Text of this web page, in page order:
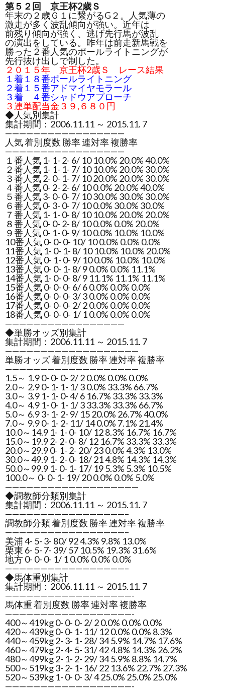
第５２回 京王杯2歳Ｓ
年末の２歳Ｇ１に繋がるG２。人気薄の
激走が多く波乱傾向が強い。近年は
前残り傾向が強く、逃げ先行馬が波乱
の演出をしている。昨年は前走新馬戦を
勝った２番人気のポールライトニングが
先行抜け出しで制した。
２０１５年 京王杯2歳Ｓ レース結果
１着１８番ポールライトニング
２着１５番アドマイヤモラール
３着 ４番シャドウアプローチ
３連単配当金３９,６８０円
◆人気別集計
集計期間：2006.11.11 ～ 2015.11. 7
—————————————————
人気 着別度数 勝率 連対率 複勝率
—————————————————
１番人気 1- 1- 2- 6/ 10 10.0% 20.0% 40.0%
２番人気 1- 1- 1- 7/ 10 10.0% 20.0% 30.0%
３番人気 2- 0- 1- 7/ 10 20.0% 20.0% 30.0%
４番人気 0- 2- 2- 6/ 10 0.0% 20.0% 40.0%
５番人気 3- 0- 0- 7/ 10 30.0% 30.0% 30.0%
６番人気 0- 3- 0- 7/ 10 0.0% 30.0% 30.0%
７番人気 1- 1- 0- 8/ 10 10.0% 20.0% 20.0%
８番人気 0- 0- 2- 8/ 10 0.0% 0.0% 20.0%
９番人気 0- 1- 0- 9/ 10 0.0% 10.0% 10.0%
10番人気 0- 0- 0- 10/ 10 0.0% 0.0% 0.0%
11番人気 1- 0- 1- 8/ 10 10.0% 10.0% 20.0%
12番人気 0- 1- 0- 9/ 10 0.0% 10.0% 10.0%
13番人気 0- 0- 1- 8/ 9 0.0% 0.0% 11.1%
14番人気 1- 0- 0- 8/ 9 11.1% 11.1% 11.1%
15番人気 0- 0- 0- 6/ 6 0.0% 0.0% 0.0%
16番人気 0- 0- 0- 3/ 3 0.0% 0.0% 0.0%
17番人気 0- 0- 0- 2/ 2 0.0% 0.0% 0.0%
18番人気 0- 0- 0- 1/ 1 0.0% 0.0% 0.0%
—————————————————
◆単勝オッズ別集計
集計期間：2006.11.11 ～ 2015.11. 7
———————————————————
単勝オッズ 着別度数 勝率 連対率 複勝率
———————————————————
1.5～ 1.9 0- 0- 0- 2/ 2 0.0% 0.0% 0.0%
2.0～ 2.9 0- 1- 1- 1/ 3 0.0% 33.3% 66.7%
3.0～ 3.9 1- 1- 0- 4/ 6 16.7% 33.3% 33.3%
4.0～ 4.9 1- 0- 1- 1/ 3 33.3% 33.3% 66.7%
5.0～ 6.9 3- 1- 2- 9/ 15 20.0% 26.7% 40.0%
7.0～ 9.9 0- 1- 2- 11/ 14 0.0% 7.1% 21.4%
10.0～14.9 1- 1- 0- 10/ 12 8.3% 16.7% 16.7%
15.0～19.9 2- 2- 0- 8/ 12 16.7% 33.3% 33.3%
20.0～29.9 0- 1- 2- 20/ 23 0.0% 4.3% 13.0%
30.0～49.9 1- 2- 0- 18/ 21 4.8% 14.3% 14.3%
50.0～99.9 1- 0- 1- 17/ 19 5.3% 5.3% 10.5%
100.0～ 0- 0- 1- 19/ 20 0.0% 0.0% 5.0%
———————————————————
◆調教師分類別集計
集計期間：2006.11.11 ～ 2015.11. 7
—————————————————–
調教師分類 着別度数 勝率 連対率 複勝率
—————————————————–
美浦 4- 5- 3- 80/ 92 4.3% 9.8% 13.0%
栗東 6- 5- 7- 39/ 57 10.5% 19.3% 31.6%
地方 0- 0- 0- 1/ 1 0.0% 0.0% 0.0%
—————————————————–
◆馬体重別集計
集計期間：2006.11.11 ～ 2015.11. 7
——————————————————-
馬体重 着別度数 勝率 連対率 複勝率
——————————————————-
400～419kg 0- 0- 0- 2/ 2 0.0% 0.0% 0.0%
420～439kg 0- 0- 1- 11/ 12 0.0% 0.0% 8.3%
440～459kg 2- 3- 1- 28/ 34 5.9% 14.7% 17.6%
460～479kg 2- 4- 5- 31/ 42 4.8% 14.3% 26.2%
480～499kg 2- 1- 2- 29/ 34 5.9% 8.8% 14.7%
500～519kg 3- 2- 1- 16/ 22 13.6% 22.7% 27.3%
520～539kg 1- 0- 0- 3/ 4 25.0% 25.0% 25.0%